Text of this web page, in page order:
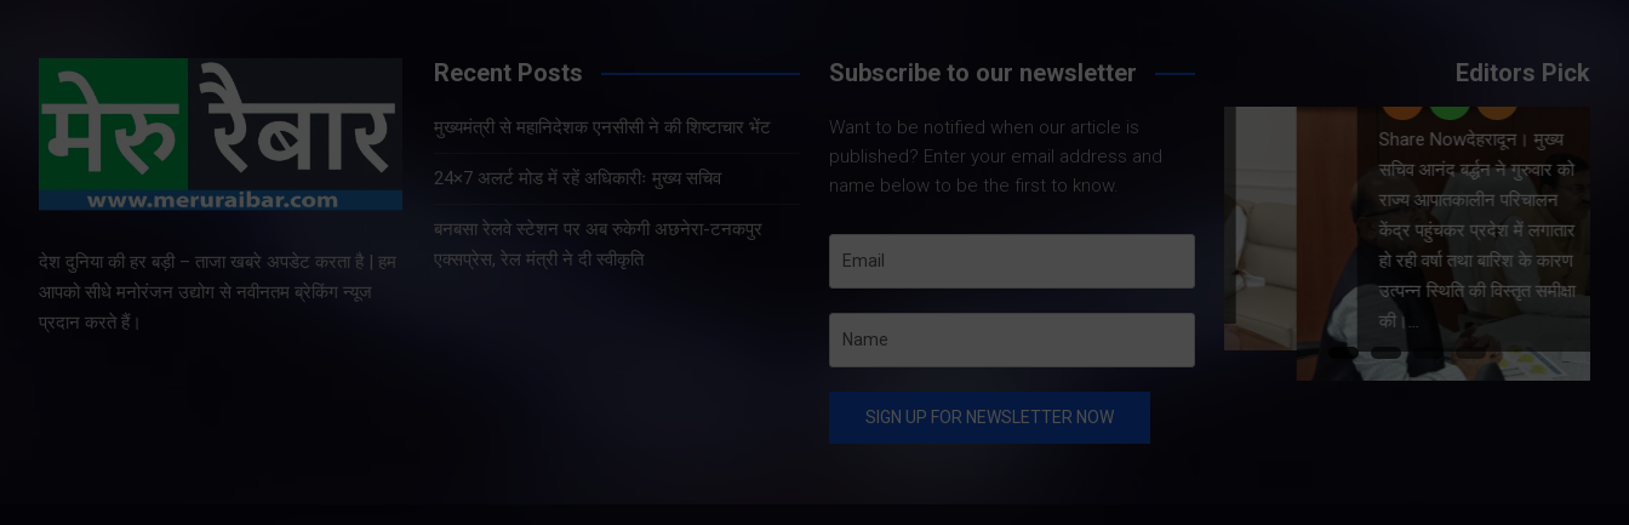
देश दुनिया की हर बड़ी – ताजा खबरे अपडेट करता है | हम
आपको सीधे मनोरंजन उद्योग से नवीनतम ब्रेकिंग न्यूज
प्रदान करते हैं।
Recent Posts
मुख्यमंत्री से महानिदेशक एनसीसी ने की शिष्टाचार भेंट
24×7 अलर्ट मोड में रहें अधिकारीः मुख्य सचिव
बनबसा रेलवे स्टेशन पर अब रुकेगी अछनेरा-टनकपुर
एक्सप्रेस, रेल मंत्री ने दी स्वीकृति
Subscribe to our newsletter
Want to be notified when our article is
published? Enter your email address and
name below to be the first to know.
Editors Pick
Share Nowदेहरादून। पूर्व
के अध्यक्ष एवं वरिष्ठ भाजपा नेता
कर्नल कोठियाल ने कांग्रेस पार्टी
गंभीर आरोप लगाया है। उन्होंने
कहा…
महानिदेशक लेफ्टिनेंट जनरल
नई दिल्ली स्थित उत्तराखण्ड
धामी से शिष्टाचार भेंट की।…
Share Nowदेहरादून। मुख्य
सचिव आनंद बर्द्धन ने गुरुवार को
राज्य आपातकालीन परिचालन
केंद्र पहुंचकर प्रदेश में लगातार
हो रही वर्षा तथा बारिश के कारण
उत्पन्न स्थिति की विस्तृत समीक्षा
की।…